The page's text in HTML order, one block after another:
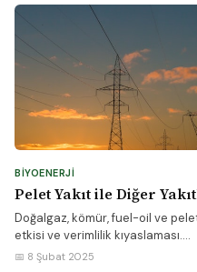
BIYOENERJI
Pelet Yakıt ile Diğer
Doğalgaz, kömür, fuel-oil ve
etkisi ve verimlilik kıyaslaması....
📅 8 Şubat 2025